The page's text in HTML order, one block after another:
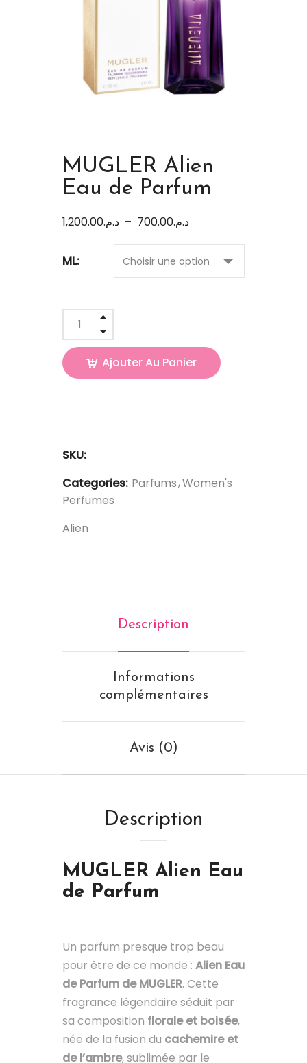
MUGLER Alien
Eau de Parfum
د.م.700.00
– د.م.1,200.00
ML:
Ajouter Au Panier
SKU:
Categories: Parfums Women's
Perfumes
Alien
Description
Informations
complémentaires
Avis (0)
Description
MUGLER Alien Eau
de Parfum
Un parfum presque trop beau
pour être de ce monde : Alien Eau
de Parfum de MUGLER. Cette
fragrance légendaire séduit par
sa composition florale et boisée,
née de la fusion du cachemire et
de l’ambre, sublimée par le